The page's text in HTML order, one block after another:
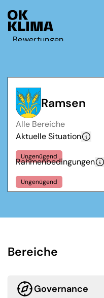
Bewertungen
Kontakt
Deutsch
Français
Ramsen
Alle Bereiche
Aktuelle Situation
Ungenügend
Rahmenbedingungen
Ungenügend
Bereiche
Governance